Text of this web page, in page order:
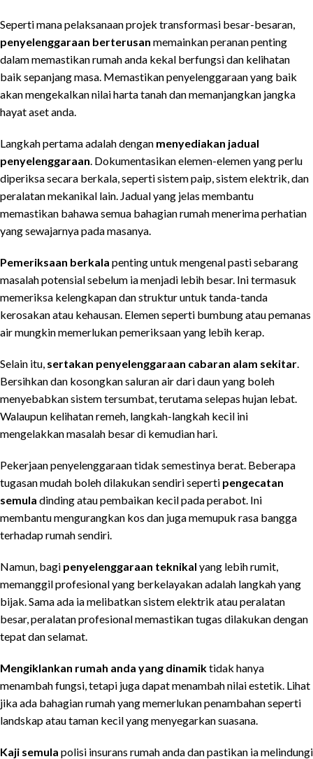
Seperti mana pelaksanaan projek transformasi besar-besaran,
penyelenggaraan berterusan memainkan peranan penting
dalam memastikan rumah anda kekal berfungsi dan kelihatan
baik sepanjang masa. Memastikan penyelenggaraan yang baik
akan mengekalkan nilai harta tanah dan memanjangkan jangka
hayat aset anda.
Langkah pertama adalah dengan menyediakan jadual
penyelenggaraan . Dokumentasikan elemen-elemen yang perlu
diperiksa secara berkala, seperti sistem paip, sistem elektrik, dan
peralatan mekanikal lain. Jadual yang jelas membantu
memastikan bahawa semua bahagian rumah menerima perhatian
yang sewajarnya pada masanya.
Pemeriksaan berkala penting untuk mengenal pasti sebarang
masalah potensial sebelum ia menjadi lebih besar. Ini termasuk
memeriksa kelengkapan dan struktur untuk tanda-tanda
kerosakan atau kehausan. Elemen seperti bumbung atau pemanas
air mungkin memerlukan pemeriksaan yang lebih kerap.
Selain itu, sertakan penyelenggaraan cabaran alam sekitar
Bersihkan dan kosongkan saluran air dari daun yang boleh
menyebabkan sistem tersumbat, terutama selepas hujan lebat.
Walaupun kelihatan remeh, langkah-langkah kecil ini
mengelakkan masalah besar di kemudian hari.
Pekerjaan penyelenggaraan tidak semestinya berat. Beberapa
tugasan mudah boleh dilakukan sendiri seperti pengecatan
semula dinding atau pembaikan kecil pada perabot. Ini
membantu mengurangkan kos dan juga memupuk rasa bangga
terhadap rumah sendiri.
Namun, bagi penyelenggaraan teknikal yang lebih rumit,
memanggil profesional yang berkelayakan adalah langkah yang
bijak. Sama ada ia melibatkan sistem elektrik atau peralatan
besar, peralatan profesional memastikan tugas dilakukan dengan
tepat dan selamat.
Mengiklankan rumah anda yang dinamiktidak hanya
menambah fungsi, tetapi juga dapat menambah nilai estetik. Lihat
jika ada bahagian rumah yang memerlukan penambahan seperti
landskap atau taman kecil yang menyegarkan suasana.
Kaji semula polisi insurans rumah anda dan pastikan ia melindungi